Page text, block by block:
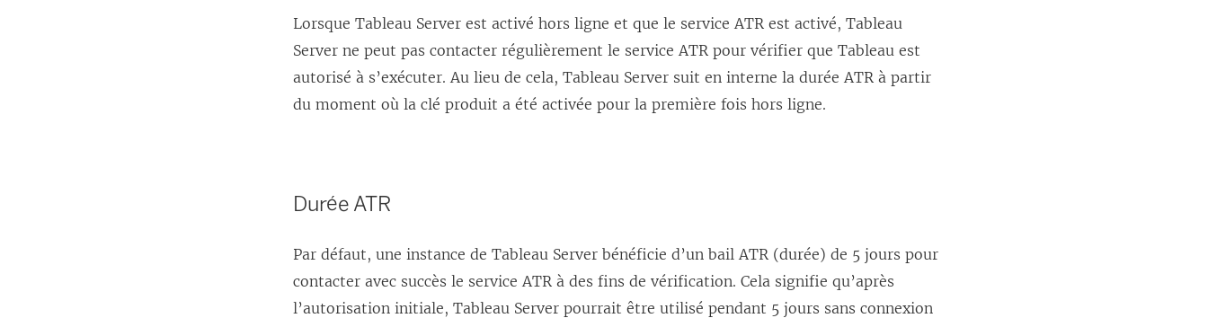
v
e
l
l
t
r
Lorsque Tableau Server est activé hors ligne et que le service ATR est activé, Tableau
Server ne peut pas contacter régulièrement le service ATR pour vérifier que Tableau est
autorisé à s’exécuter. Au lieu de cela, Tableau Server suit en interne la durée ATR à partir
du moment où la clé produit a été activée pour la première fois hors ligne.
Durée ATR
Par défaut, une instance de Tableau Server bénéficie d’un bail ATR (durée) de 5 jours pour
contacter avec succès le service ATR à des fins de vérification. Cela signifie qu’après
l’autorisation initiale, Tableau Server pourrait être utilisé pendant 5 jours sans connexion